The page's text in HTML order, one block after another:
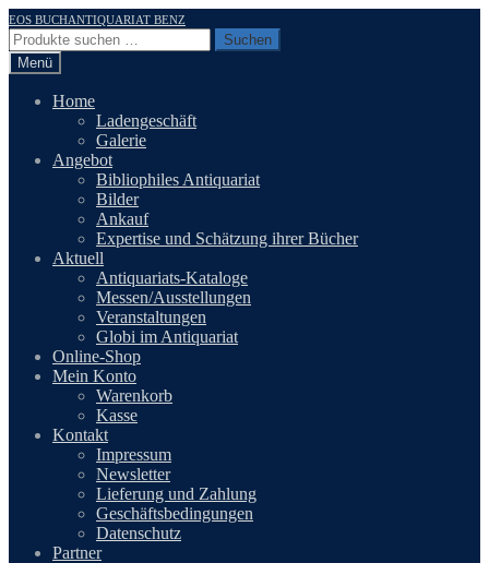
Zur
Navigation
springen
Zum
Inhalt
springen
EOS BUCHANTIQUARIAT BENZ
Suchen
nach:
Suchen
Menü
Home
Ladengeschäft
Galerie
Angebot
Bibliophiles Antiquariat
Bilder
Ankauf
Expertise und Schätzung ihrer Bücher
Aktuell
Antiquariats-Kataloge
Messen/Ausstellungen
Veranstaltungen
Globi im Antiquariat
Online-Shop
Mein Konto
Warenkorb
Kasse
Kontakt
Impressum
Newsletter
Lieferung und Zahlung
Geschäftsbedingungen
Datenschutz
Partner